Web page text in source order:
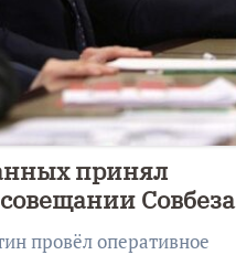
принял
Совбеза
Путина
провёл оперативное